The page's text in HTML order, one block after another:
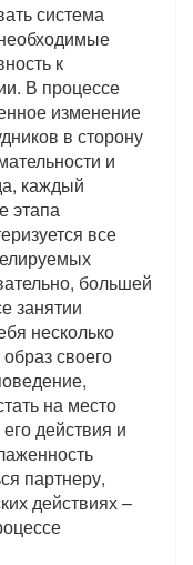
система
к
В процессе
изменение
в сторону
и
каждый
этапа
все
большей
занятии
несколько
своего
на место
действия и
партнеру,
действиях –